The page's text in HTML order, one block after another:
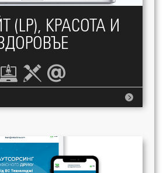
(LP), КРАСОТА И